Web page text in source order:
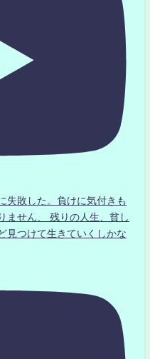
失敗した。負けに気付きも
ません、 残りの人生、貧し
見つけて生きていくしかな